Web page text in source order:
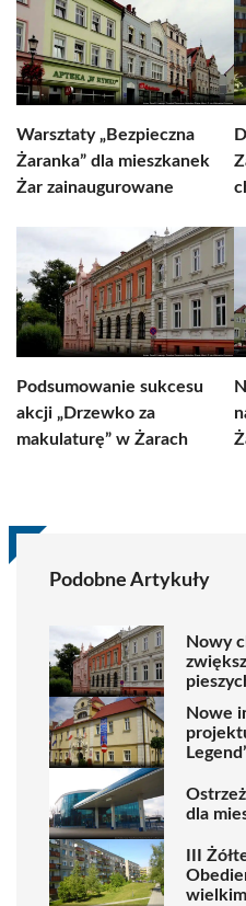
Warsztaty „Bezpieczna
Żaranka” dla mieszkanek
Żar zainaugurowane
Podsumowanie sukcesu
akcji „Drzewko za
makulaturę” w Żarach
Podobne Artykuły
Nowy
Nowe
dla
III